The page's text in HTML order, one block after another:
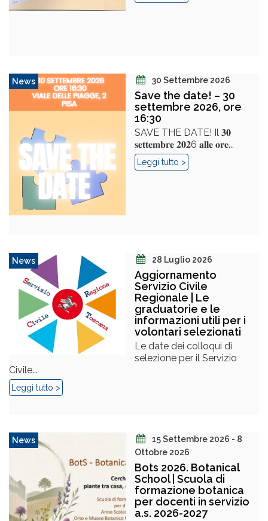
News 30 Settembre 2026
Save the date! – 30
settembre 2026, ore
16:30
SAVE THE DATE! Il 𝟑𝟎
𝐬𝐞𝐭𝐭𝐞𝐦𝐛𝐫𝐞 𝟐𝟎𝟐6 𝐚𝐥𝐥𝐞 𝐨𝐫𝐞...
Leggi tutto >
News 28 Luglio 2026
Aggiornamento
Servizio Civile
Regionale | Le
graduatorie e le
informazioni utili per i
volontari selezionati
Le date dei colloqui di
selezione per il Servizio
Civile...
Leggi tutto >
News
15 Settembre 2026 - 8
Ottobre 2026
Bots 2026. Botanical
School | Scuola di
formazione botanica
per docenti in servizio
a.s. 2026-2027